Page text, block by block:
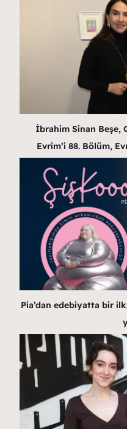
İbrahim Sinan Beşe,
Evrim’i 88. Bölüm,
Pia’dan edebiyatta bir